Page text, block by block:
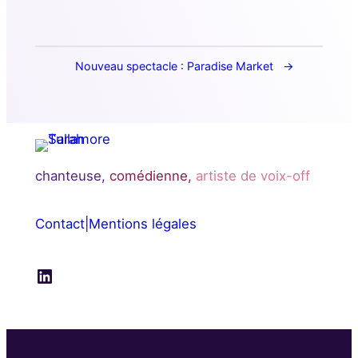
Nouveau spectacle : Paradise Market
chanteuse, comédienne, artiste de voix-off
Contact| Mentions légales
LinkedIn